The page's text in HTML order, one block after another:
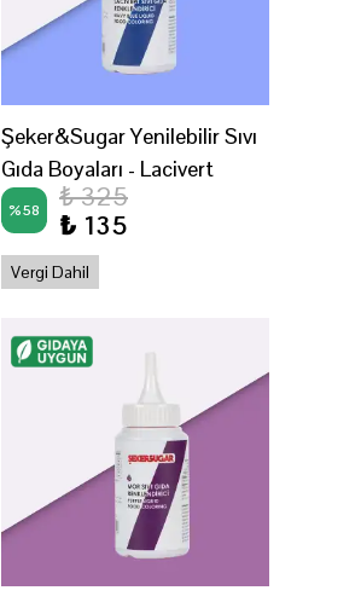
Şeker&Sugar Yenilebilir Sıvı
Gıda Boyaları - Lacivert
%58
₺ 325
₺ 135
Vergi Dahil